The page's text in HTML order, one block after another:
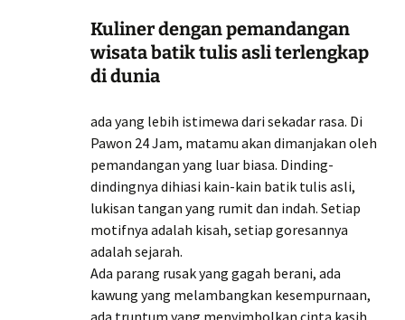
Kuliner dengan pemandangan
wisata batik tulis asli terlengkap
di dunia
ada yang lebih istimewa dari sekadar rasa. Di
Pawon 24 Jam, matamu akan dimanjakan oleh
pemandangan yang luar biasa. Dinding-
dindingnya dihiasi kain-kain batik tulis asli,
lukisan tangan yang rumit dan indah. Setiap
motifnya adalah kisah, setiap goresannya
adalah sejarah.
Ada parang rusak yang gagah berani, ada
kawung yang melambangkan kesempurnaan,
ada truntum yang menyimbolkan cinta kasih.